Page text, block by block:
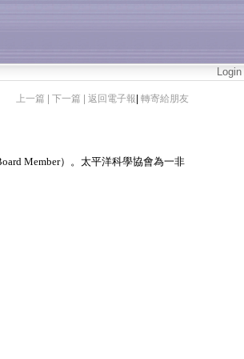
Login
上一篇 | 下一篇 | 返回電子報 轉寄給朋友
Member）。太平洋科學協會為一非